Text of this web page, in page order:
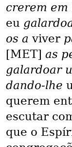
crerem em
eu
os a viver
[MET] as
galardoar
dando-lhe
querem
escutar
que o